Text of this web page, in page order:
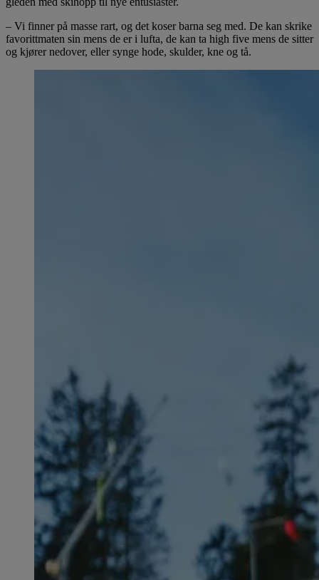
– Vi finner på masse rart, og det koser barna seg med. De kan skrike
favorittmaten sin mens de er i lufta, de kan ta high five mens de sitter
og kjører nedover, eller synge hode, skulder, kne og tå.